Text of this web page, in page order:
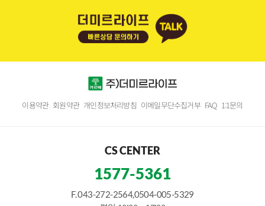
이용약관 회원약관 개인정보처리방침 이메일무단수집거부 FAQ 1:1문의
CS CENTER
1577-5361
F. 043-272-2564,0504-005-5329